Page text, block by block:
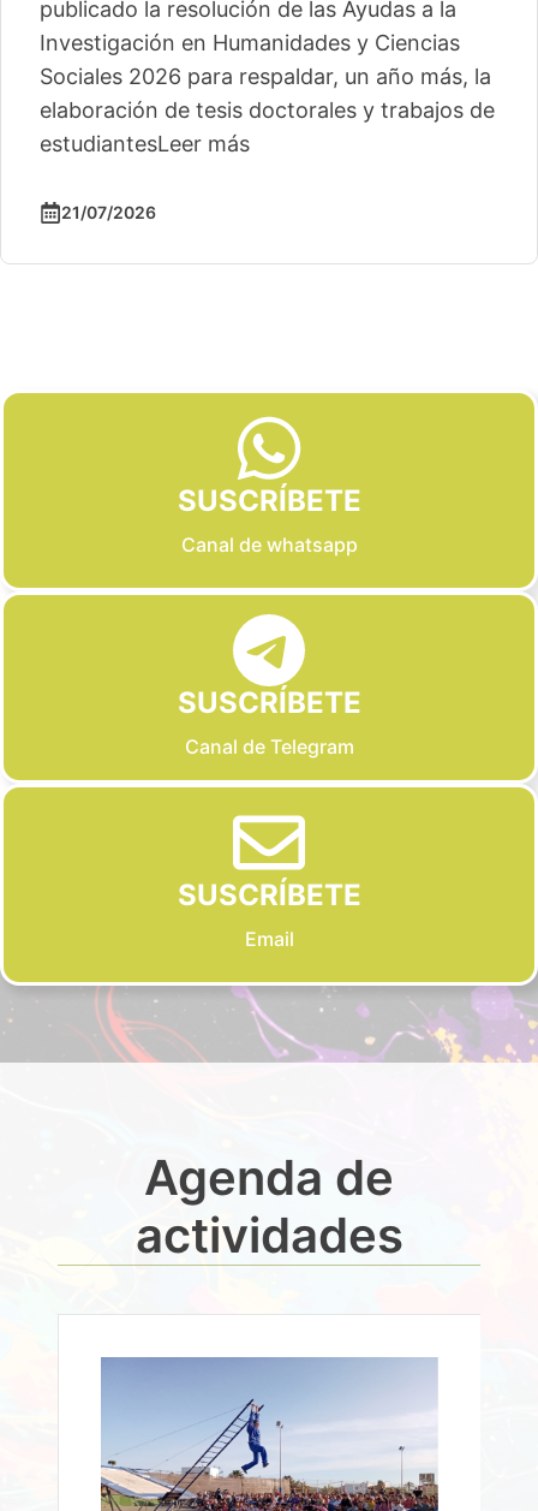
publicado la resolución de las Ayudas a la
Investigación en Humanidades y Ciencias
Sociales 2026 para respaldar, un año más, la
elaboración de tesis doctorales y trabajos de
estudiantesLeer más
21/07/2026
SUSCRÍBETE
Canal de whatsapp
SUSCRÍBETE
Canal de Telegram
SUSCRÍBETE
Email
Agenda de
actividades